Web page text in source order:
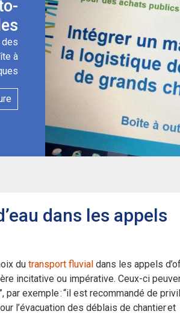
des
à
dans les appels
du transport fluvial dans les appels
incitative ou impérative. Ceux-ci
par exemple : “il est recommandé de
l’évacuation des déblais de chantier et